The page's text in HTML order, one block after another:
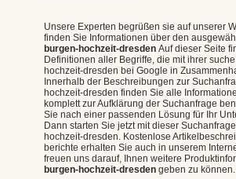
Unsere Experten begrüßen sie auf unserer
finden Sie Informationen über den
burgen-hochzeit-dresden Auf dieser Seite
Definitionen aller Begriffe, die mit ihrer
hochzeit-dresden bei Google in
Innerhalb der Beschreibungen zur
hochzeit-dresden finden Sie alle
komplett zur Aufklärung der Suchanfrage
Sie nach einer passenden Lösung für Ihr
Dann starten Sie jetzt mit dieser
hochzeit-dresden. Kostenlose
berichte erhalten Sie auch in unserem
freuen uns darauf, Ihnen weitere
burgen-hochzeit-dresden geben zu können.